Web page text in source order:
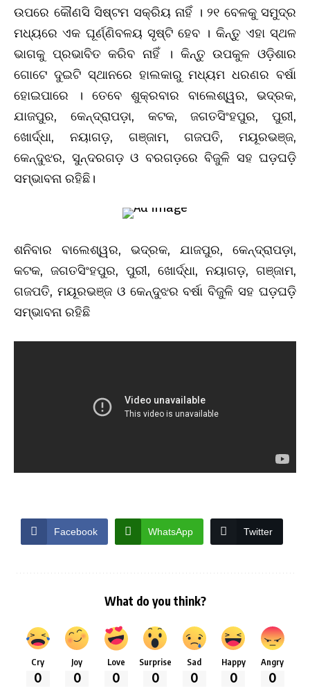
ଉପରେ କୌଣସି ସିଷ୍ଟମ ସକ୍ରିୟ ନାହିଁ । ୨୧ ବେଳକୁ ସମୁଦ୍ର
ମଧ୍ୟରେ ଏକ ଘୂର୍ଣ୍ଣିବଳୟ ସୃଷ୍ଟି ହେବ । କିନ୍ତୁ ଏହା ସ୍ଥଳ
ଭାଗକୁ ପ୍ରଭାବିତ କରିବ ନାହିଁ । କିନ୍ତୁ ଉପକୁଳ ଓଡ଼ିଶାର
ଗୋଟେ ଦୁଇଟି ସ୍ଥାନରେ ହାଲକାରୁ ମଧ୍ୟମ ଧରଣର ବର୍ଷା
ହୋଇପାରେ । ତେବେ ଶୁକ୍ରବାର ବାଲେଶ୍ୱର, ଭଦ୍ରକ,
ଯାଜପୁର, କେନ୍ଦ୍ରାପଡ଼ା, କଟକ, ଜଗତସିଂହପୁର, ପୁରୀ,
ଖୋର୍ଦ୍ଧା, ନୟାଗଡ଼, ଗଞ୍ଜାମ, ଗଜପତି, ମୟୂରଭଞ୍ଜ,
କେନ୍ଦୁଝର, ସୁନ୍ଦରଗଡ଼ ଓ ବରଗଡ଼ରେ ବିଜୁଳି ସହ ଘଡ଼ଘଡ଼ି
ସମ୍ଭାବନା ରହିଛି।
ଶନିବାର ବାଲେଶ୍ୱର, ଭଦ୍ରକ, ଯାଜପୁର, କେନ୍ଦ୍ରାପଡ଼ା,
କଟକ, ଜଗତସିଂହପୁର, ପୁରୀ, ଖୋର୍ଦ୍ଧା, ନୟାଗଡ଼, ଗଞ୍ଜାମ,
ଗଜପତି, ମୟୂରଭଞ୍ଜ ଓ କେନ୍ଦୁଝର ବର୍ଷା ବିଜୁଳି ସହ ଘଡ଼ଘଡ଼ି
ସମ୍ଭାବନା ରହିଛି
Facebook WhatsApp Twitter
What do you think?
Cry
0
Joy
0
Love
0
Surprise
0
Sad
0
Happy
0
Angry
0